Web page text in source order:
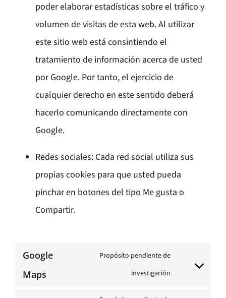
poder elaborar estadísticas sobre el tráfico y
volumen de visitas de esta web. Al utilizar
este sitio web está consintiendo el
tratamiento de información acerca de usted
por Google. Por tanto, el ejercicio de
cualquier derecho en este sentido deberá
hacerlo comunicando directamente con
Google.
Redes sociales: Cada red social utiliza sus
propias cookies para que usted pueda
pinchar en botones del tipo Me gusta o
Compartir.
Google
Maps
Propósito pendiente de
investigación
Consent